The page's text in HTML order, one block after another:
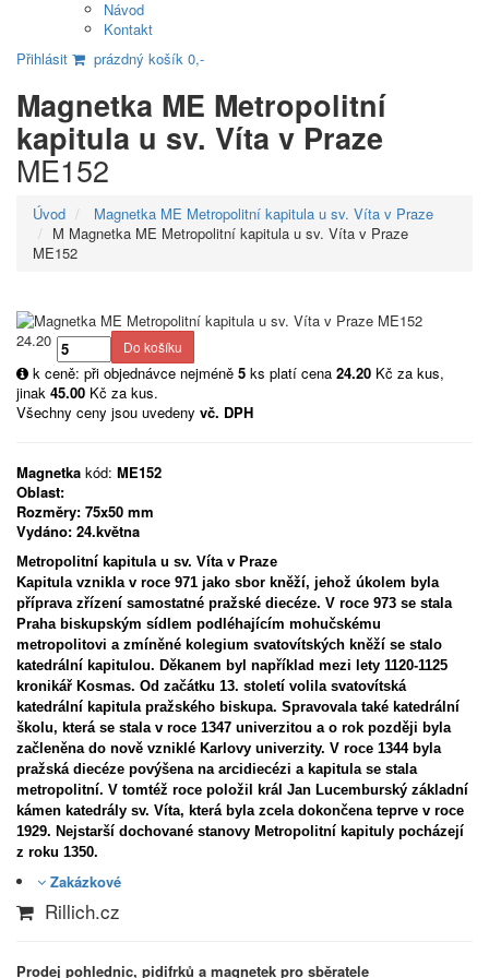
Návod
Kontakt
Přihlásit
prázdný košík 0,-
Magnetka ME Metropolitní
kapitula u sv. Víta v Praze
ME152
Úvod
Magnetka ME Metropolitní kapitula u sv. Víta v Praze
M Magnetka ME Metropolitní kapitula u sv. Víta v Praze
ME152
24.20
k ceně: při objednávce nejméně 5 ks platí cena 24.20 Kč za kus,
jinak 45.00 Kč za kus.
Všechny ceny jsou uvedeny vč. DPH
Magnetka kód: ME152
Oblast:
Rozměry: 75x50 mm
Vydáno: 24.května
Metropolitní kapitula u sv. Víta v Praze
Kapitula vznikla v roce 971 jako sbor kněží, jehož úkolem byla
příprava zřízení samostatné pražské diecéze. V roce 973 se stala
Praha biskupským sídlem podléhajícím mohučskému
metropolitovi a zmíněné kolegium svatovítských kněží se stalo
katedrální kapitulou. Děkanem byl například mezi lety 1120-1125
kronikář Kosmas. Od začátku 13. století volila svatovítská
katedrální kapitula pražského biskupa. Spravovala také katedrální
školu, která se stala v roce 1347 univerzitou a o rok později byla
začleněna do nově vzniklé Karlovy univerzity. V roce 1344 byla
pražská diecéze povýšena na arcidiecézi a kapitula se stala
metropolitní. V tomtéž roce položil král Jan Lucemburský základní
kámen katedrály sv. Víta, která byla zcela dokončena teprve v roce
1929. Nejstarší dochované stanovy Metropolitní kapituly pocházejí
z roku 1350.
Zakázkové
Rillich.cz
Prodej pohlednic, pidifrků a magnetek pro sběratele